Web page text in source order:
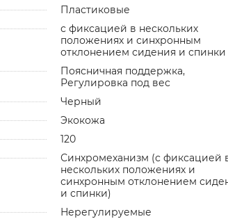
Пластиковые
с фиксацией в нескольких
положениях и синхронным
отклонением сидения и спинки
Поясничная поддержка,
Регулировка под вес
Черный
Экокожа
120
Синхромеханизм (с фиксацией
нескольких положениях и
синхронным отклонением
и спинки)
Нерегулируемые